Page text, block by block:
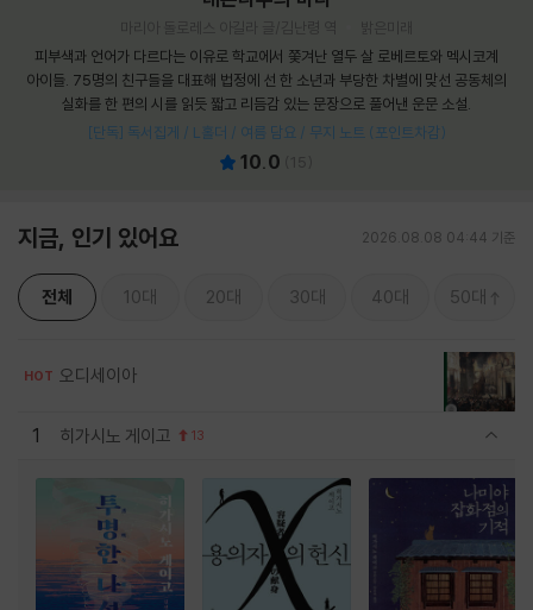
피부색과 언어가 다르다는 이유로 학교에서 쫓겨난 열두 살 로베르토와 멕시코계
아이들. 75명의 친구들을 대표해 법정에 선 한 소년과 부당한 차별에 맞선 공동체의
실화를 한 편의 시를 읽듯 짧고 리듬감 있는 문장으로 풀어낸 운문 소설.
[단독] 독서집게 / L홀더 / 여름 담요 / 무지 노트 (포인트차감)
10.0
지금, 인기 있어요 2026.08.08 04:44 기준
전체 10대 20대 30대 40대 50대
HOT 오디세이아
1 히가시노 게이고 13